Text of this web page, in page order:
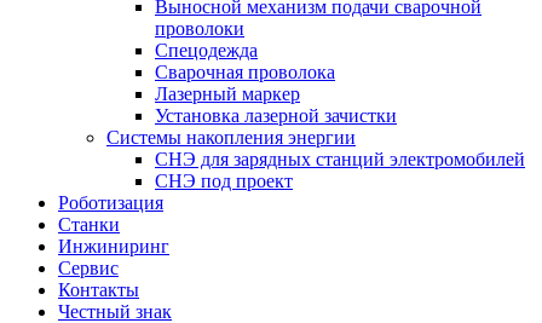
Выносной механизм подачи сварочной
проволоки
Спецодежда
Сварочная проволока
Лазерный маркер
Установка лазерной зачистки
Системы накопления энергии
СНЭ для зарядных станций электромобилей
СНЭ под проект
Роботизация
Станки
Инжиниринг
Сервис
Контакты
Честный знак